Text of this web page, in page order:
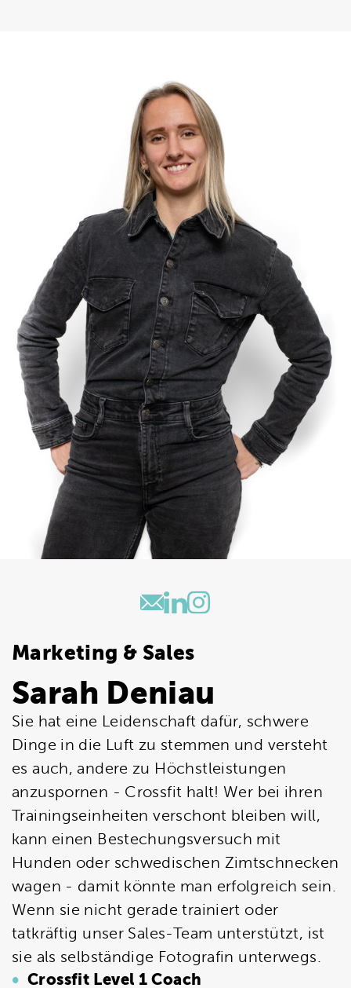
Marketing & Sales
Sarah Deniau
Sie hat eine Leidenschaft dafür, schwere
Dinge in die Luft zu stemmen und versteht
es auch, andere zu Höchstleistungen
anzuspornen - Crossfit halt! Wer bei ihren
Trainingseinheiten verschont bleiben will,
kann einen Bestechungsversuch mit
Hunden oder schwedischen Zimtschnecken
wagen - damit könnte man erfolgreich sein.
Wenn sie nicht gerade trainiert oder
tatkräftig unser Sales-Team unterstützt, ist
sie als selbständige Fotografin unterwegs.
Crossfit Level 1 Coach